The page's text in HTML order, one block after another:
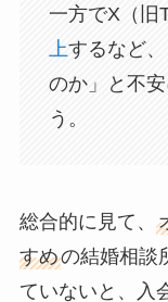
一方でX（旧
上するなど
のか」と不
う。
総合的に見て、
すめの結婚相談
ていないと、入